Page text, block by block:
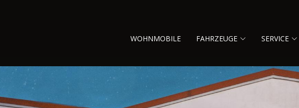
WOHNMOBILE FAHRZEUGE SERVICE